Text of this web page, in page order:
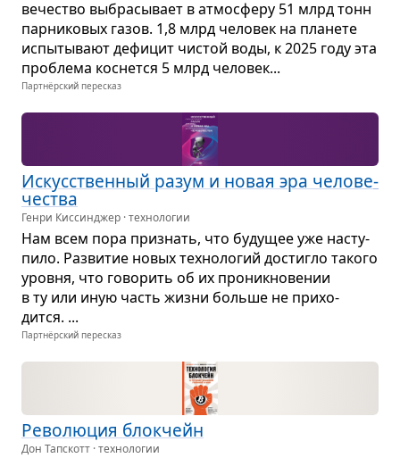
ве­че­ство выбра­сы­вает в атмо­сферу 51 млрд тонн
пар­ни­ко­вых газов. 1,8 млрд чело­век на пла­нете
испы­ты­вают дефи­цит чистой воды, к 2025 году эта
про­блема кос­нется 5 млрд чело­век...
Партнёрский пересказ
Искус­ствен­ный разум и новая эра чело­ве­
че­ства
Генри Киссинджер · технологии
Нам всем пора при­знать, что буду­щее уже насту­
пило. Раз­ви­тие новых тех­но­ло­гий достигло такого
уровня, что гово­рить об их про­ник­но­ве­нии
в ту или иную часть жизни больше не при­хо­
дится. ...
Партнёрский пересказ
Рево­лю­ция блок­чейн
Дон Тапскотт · технологии